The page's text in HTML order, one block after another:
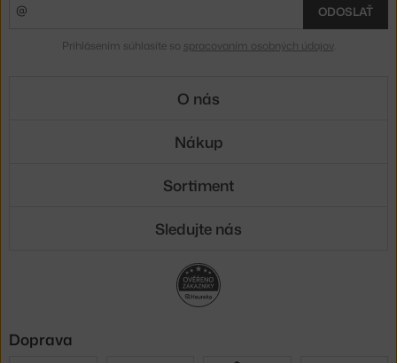
ODOSLAŤ
Prihlásením súhlasíte so spracovaním osobných údajov.
O nás
Nákup
Sortiment
Sledujte nás
Doprava